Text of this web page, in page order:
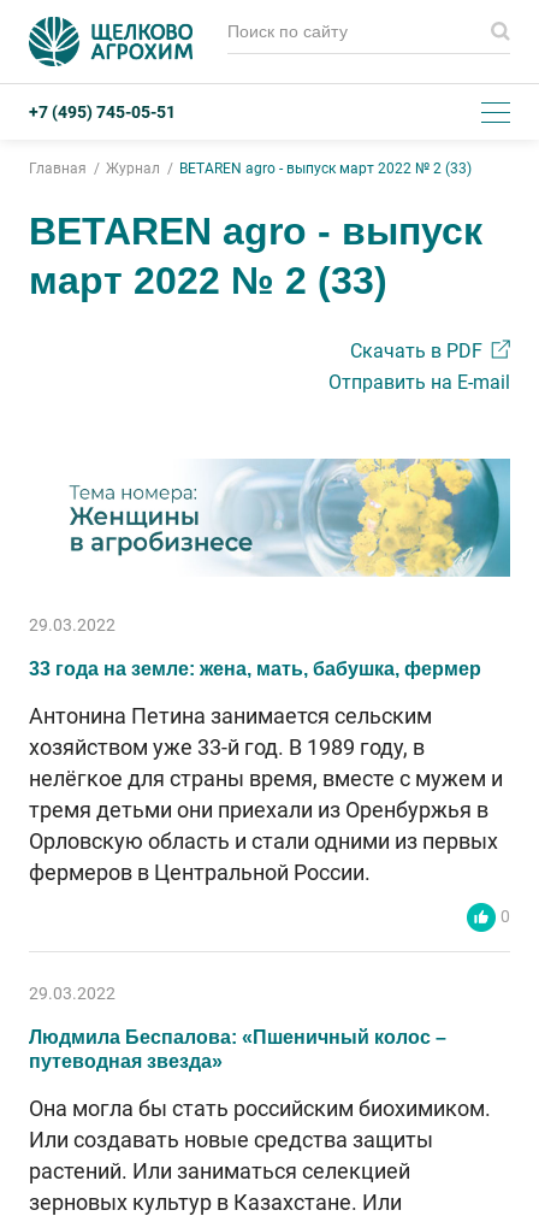
+7 (495) 745-05-51
Главная Журнал BETAREN аgro - выпуск март 2022 № 2 (33)
BETAREN аgro - выпуск
март 2022 № 2 (33)
Скачать в PDF
Отправить на E-mail
29.03.2022
33 года на земле: жена, мать, бабушка, фермер
Антонина Петина занимается сельским
хозяйством уже 33-й год. В 1989 году, в
нелёгкое для страны время, вместе с мужем и
тремя детьми они приехали из Оренбуржья в
Орловскую область и стали одними из первых
фермеров в Центральной России.
0
29.03.2022
Людмила Беспалова: «Пшеничный колос –
путеводная звезда»
Она могла бы стать российским биохимиком.
Или создавать новые средства защиты
растений. Или заниматься селекцией
зерновых культур в Казахстане. Или